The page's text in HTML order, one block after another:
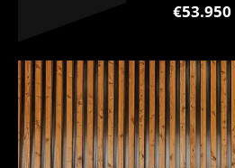
€53.950